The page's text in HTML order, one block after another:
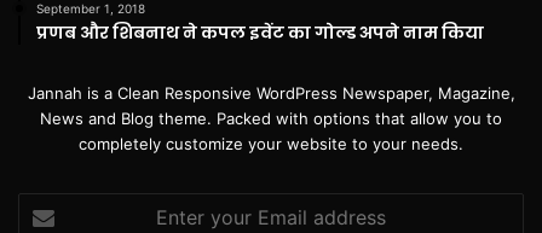
September 1, 2018
प्रणब और शिबनाथ ने कपल इवेंट का गोल्ड अपने नाम किया
Jannah is a Clean Responsive WordPress Newspaper, Magazine,
News and Blog theme. Packed with options that allow you to
completely customize your website to your needs.
Enter